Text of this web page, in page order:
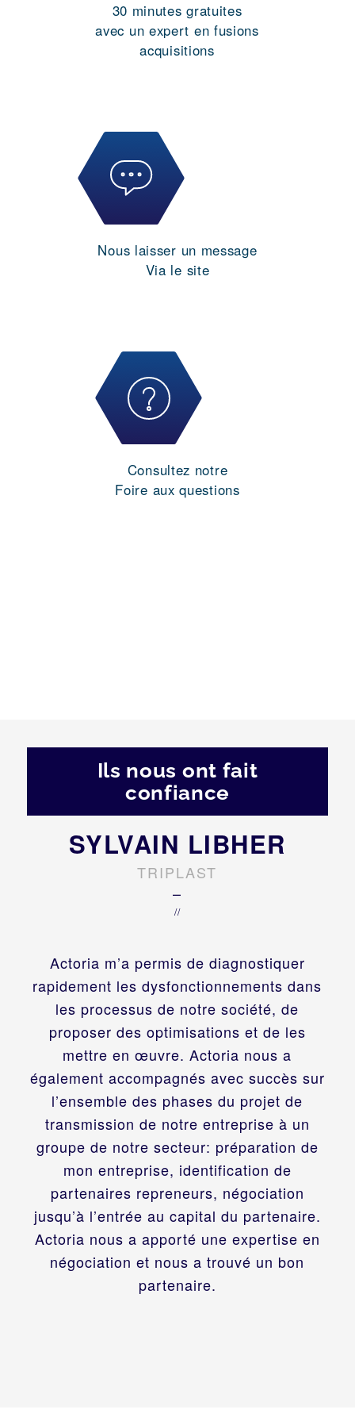
30 minutes gratuites
avec un expert en fusions
acquisitions
Nous laisser un message
Via le site
Consultez notre
Foire aux questions
Ils nous ont fait
confiance
Actoria m’a permis de diagnostiquer
rapidement les dysfonctionnements dans
les processus de notre société, de
proposer des optimisations et de les
mettre en œuvre. Actoria nous a
également accompagnés avec succès sur
l’ensemble des phases du projet de
transmission de notre entreprise à un
groupe de notre secteur: préparation de
mon entreprise, identification de
partenaires repreneurs, négociation
jusqu’à l’entrée au capital du partenaire.
Actoria nous a apporté une expertise en
négociation et nous a trouvé un bon
partenaire.
SYLVAIN LIBHER
TRIPLAST
–
//